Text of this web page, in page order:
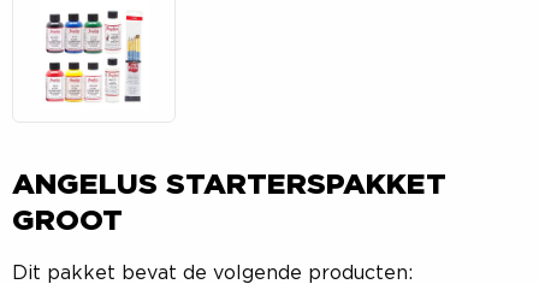
ANGELUS STARTERSPAKKET
GROOT
Dit pakket bevat de volgende producten: